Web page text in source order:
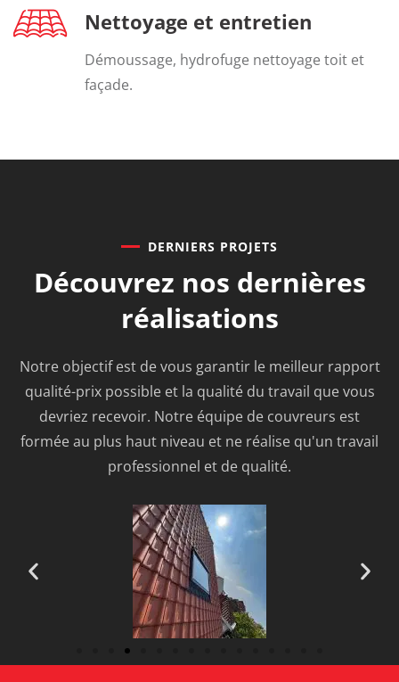
Nettoyage et entretien
Démoussage, hydrofuge nettoyage toit et
façade.
DERNIERS PROJETS
Découvrez nos dernières
réalisations
Notre objectif est de vous garantir le meilleur rapport
qualité-prix possible et la qualité du travail que vous
devriez recevoir. Notre équipe de couvreurs est
formée au plus haut niveau et ne réalise qu'un travail
professionnel et de qualité.